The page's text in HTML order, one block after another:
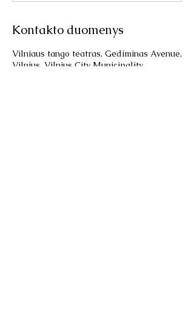
Kontakto duomenys
Vilniaus tango teatras, Gediminas Avenue,
Vilnius, Vilnius City Municipality,